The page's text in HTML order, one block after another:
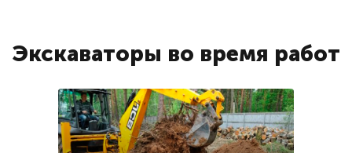
Экскаваторы во время работ